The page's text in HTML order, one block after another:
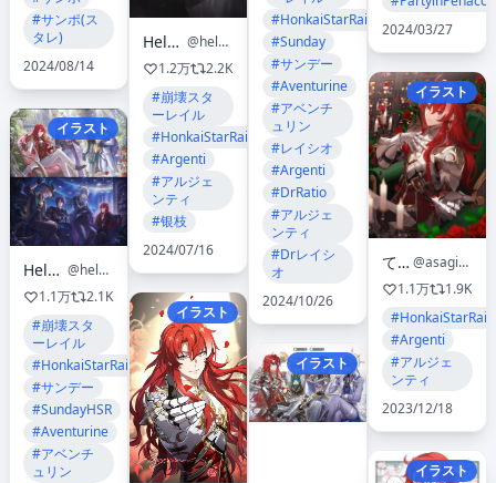
#サンポ(ス
タレ)
2024/08/14
イラスト
Helen Zhao
@helen_zzhao
1.1万
2.1K
#崩壊スタ
ーレイル
#HonkaiStarRail
#サンデー
#SundayHSR
#Aventurine
#アベンチ
ュリン
Helen Zhao
@helen_zzhao
1.2万
2.2K
#崩壊スタ
ーレイル
#HonkaiStarRail
#Argenti
#アルジェ
ンティ
#银枝
2024/07/16
イラスト
#HonkaiStarRail
#Sunday
#サンデー
#Aventurine
#アベンチ
ュリン
#レイシオ
#Argenti
#DrRatio
#アルジェ
ンティ
#Drレイシ
オ
2024/10/26
イラスト
2024/03/27
イラスト
てこ✧
@asagizuisen
1.1万
1.9K
#HonkaiStarRail
#Argenti
#アルジェ
ンティ
2023/12/18
イラスト